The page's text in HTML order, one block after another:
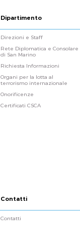
Dipartimento
Direzioni e Staff
Rete Diplomatica e Consolare
di San Marino
Richiesta Informazioni
Organi per la lotta al
terrorismo internazionale
Onorificenze
Certificati CSCA
Contatti
Contatti